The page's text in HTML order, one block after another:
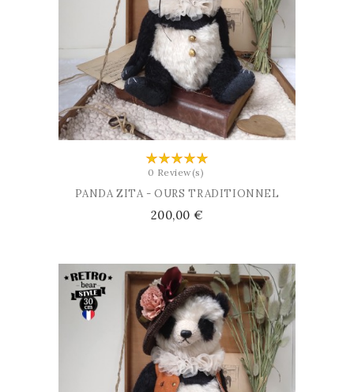
0 Review(s)
PANDA ZITA - OURS TRADITIONNEL
Prix
200,00 €